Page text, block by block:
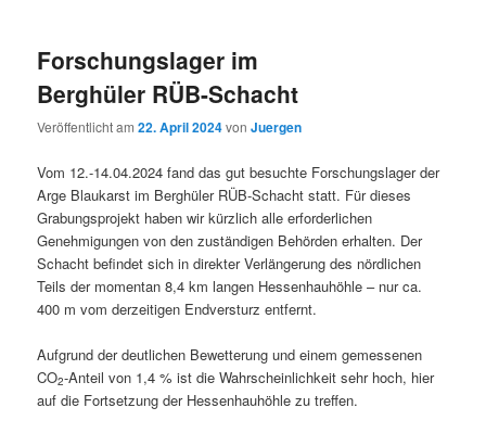
Forschungslager im
Berghüler RÜB-Schacht
Veröffentlicht am22. April 2024vonJuergen
Vom 12.-14.04.2024 fand das gut besuchte Forschungslager der
Arge Blaukarst im Berghüler RÜB-Schacht statt. Für dieses
Grabungsprojekt haben wir kürzlich alle erforderlichen
Genehmigungen von den zuständigen Behörden erhalten. Der
Schacht befindet sich in direkter Verlängerung des nördlichen
Teils der momentan 8,4 km langen Hessenhauhöhle – nur ca.
400 m vom derzeitigen Endversturz entfernt.
Aufgrund der deutlichen Bewetterung und einem gemessenen
CO2-Anteil von 1,4 % ist die Wahrscheinlichkeit sehr hoch, hier
auf die Fortsetzung der Hessenhauhöhle zu treffen.